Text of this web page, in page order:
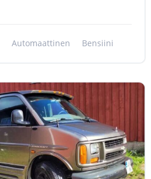
Automaattinen Bensiini